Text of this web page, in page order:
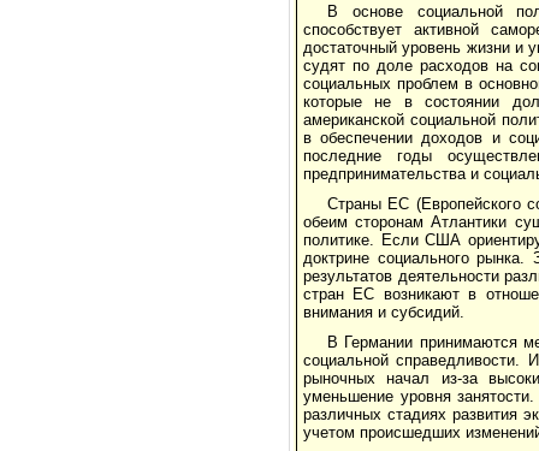
В основе социальной
способствует активной
достаточный уровень жизни и
судят по доле расходов на
социальных проблем в
которые не в состоянии
американской социальной
в обеспечении доходов и
последние годы
предпринимательства и
Страны ЕС (Европейского
обеим сторонам Атлантики
политике. Если США
доктрине социального рынка.
результатов деятельности
стран ЕС возникают в
внимания и субсидий.
В Германии принимаются
социальной справедливости.
рыночных начал из-за
уменьшение уровня
различных стадиях развития
учетом происшедших